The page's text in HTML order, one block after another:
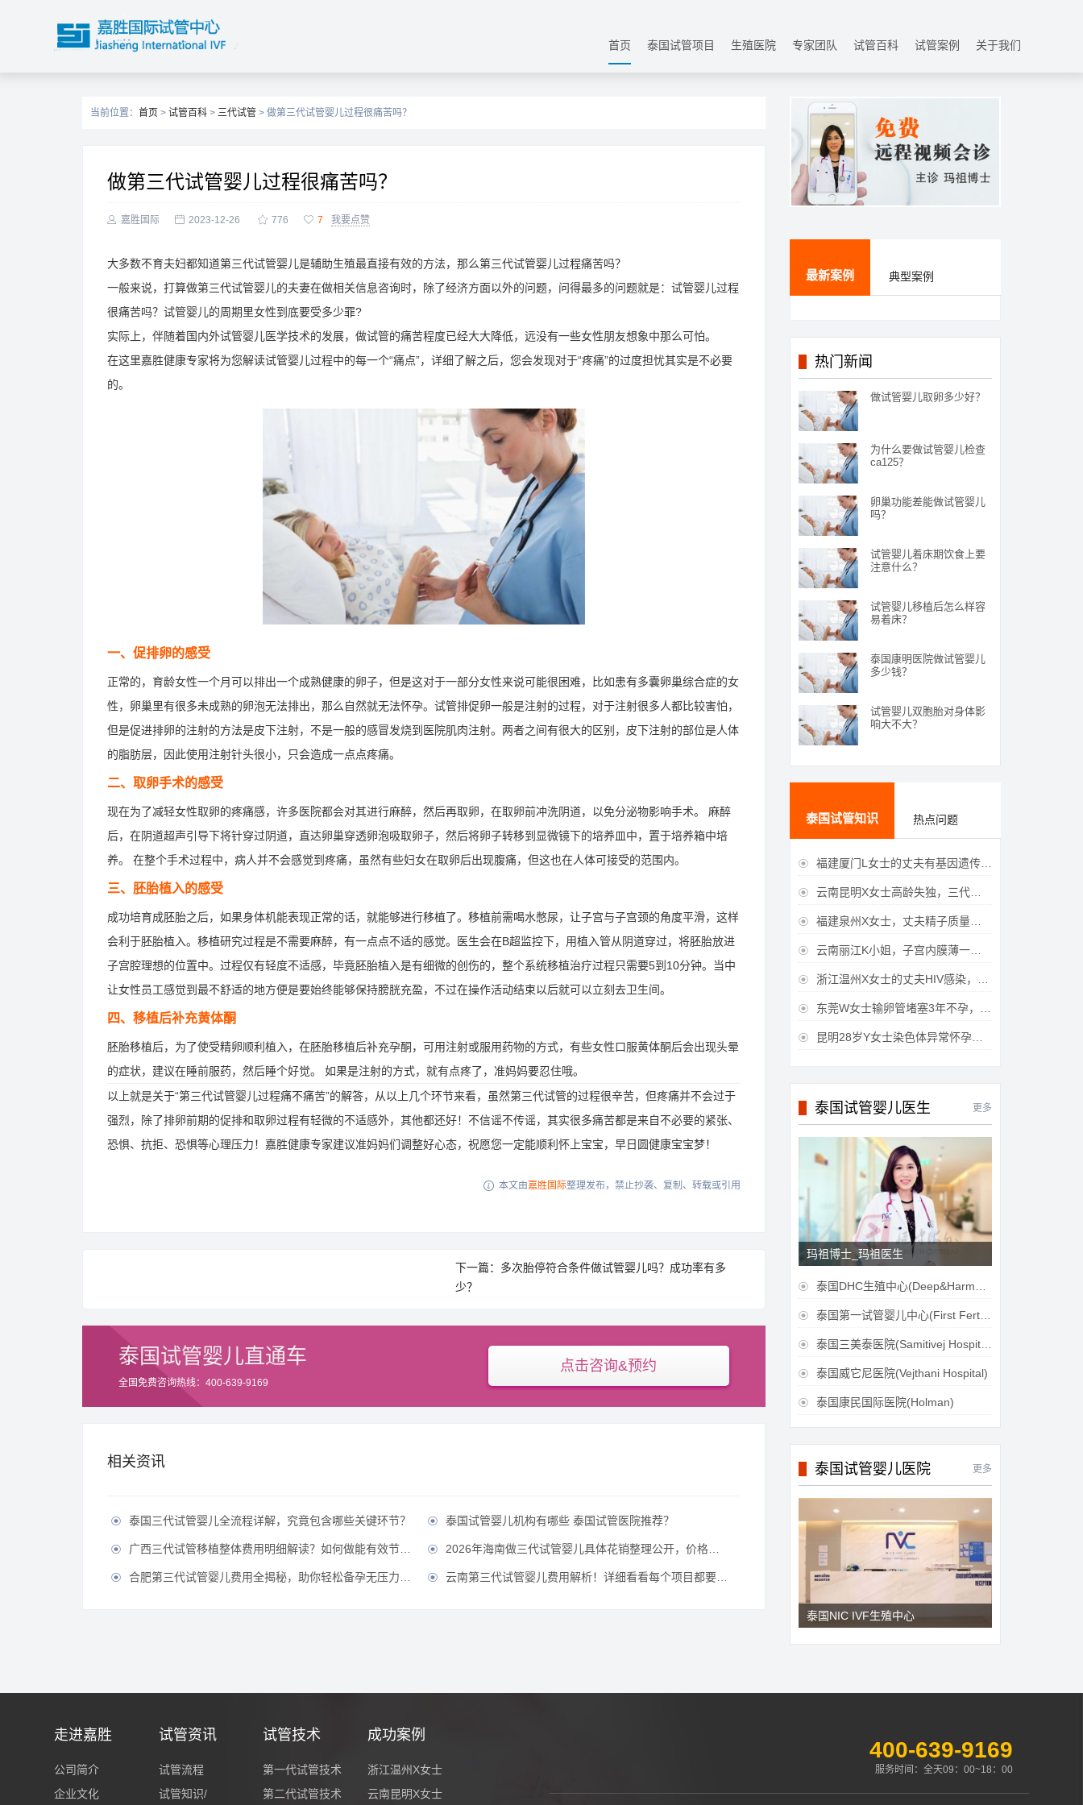
首页 泰国试管项目 生殖医院 专家团队 试管百科 试管案例 关于我们
当前位置： 首页 > 试管百科 > 三代试管 > 做第三代试管婴儿过程很痛苦吗？
做第三代试管婴儿过程很痛苦吗？
 嘉胜国际  2023-12-26  776  7 我要点赞
大多数不育夫妇都知道第三代试管婴儿是辅助生殖最直接有效的方法，那么第三代试管婴儿过程痛苦吗？
一般来说，打算做第三代试管婴儿的夫妻在做相关信息咨询时，除了经济方面以外的问题，问得最多的问题就是：试管婴儿过程
很痛苦吗？试管婴儿的周期里女性到底要受多少罪?
实际上，伴随着国内外试管婴儿医学技术的发展，做试管的痛苦程度已经大大降低，远没有一些女性朋友想象中那么可怕。
在这里嘉胜健康专家将为您解读试管婴儿过程中的每一个“痛点”，详细了解之后，您会发现对于“疼痛”的过度担忧其实是不必要
的。
一、促排卵的感受
正常的，育龄女性一个月可以排出一个成熟健康的卵子，但是这对于一部分女性来说可能很困难，比如患有多囊卵巢综合症的女
性，卵巢里有很多未成熟的卵泡无法排出，那么自然就无法怀孕。试管排促卵一般是注射的过程，对于注射很多人都比较害怕，
但是促进排卵的注射的方法是皮下注射，不是一般的感冒发烧到医院肌肉注射。两者之间有很大的区别，皮下注射的部位是人体
的脂肪层，因此使用注射针头很小，只会造成一点点疼痛。
二、取卵手术的感受
现在为了减轻女性取卵的疼痛感，许多医院都会对其进行麻醉，然后再取卵，在取卵前冲洗阴道，以免分泌物影响手术。 麻醉
后，在阴道超声引导下将针穿过阴道，直达卵巢穿透卵泡吸取卵子，然后将卵子转移到显微镜下的培养皿中，置于培养箱中培
养。 在整个手术过程中，病人并不会感觉到疼痛，虽然有些妇女在取卵后出现腹痛，但这也在人体可接受的范围内。
三、胚胎植入的感受
成功培育成胚胎之后，如果身体机能表现正常的话，就能够进行移植了。移植前需喝水憋尿，让子宫与子宫颈的角度平滑，这样
会利于胚胎植入。移植研究过程是不需要麻醉，有一点点不适的感觉。医生会在B超监控下，用植入管从阴道穿过，将胚胎放进
子宫腔理想的位置中。过程仅有轻度不适感，毕竟胚胎植入是有细微的创伤的，整个系统移植治疗过程只需要5到10分钟。当中
让女性员工感觉到最不舒适的地方便是要始终能够保持膀胱充盈，不过在操作活动结束以后就可以立刻去卫生间。
四、移植后补充黄体酮
胚胎移植后，为了使受精卵顺利植入，在胚胎移植后补充孕酮，可用注射或服用药物的方式，有些女性口服黄体酮后会出现头晕
的症状，建议在睡前服药，然后睡个好觉。 如果是注射的方式，就有点疼了，准妈妈要忍住哦。
以上就是关于“第三代试管婴儿过程痛不痛苦”的解答，从以上几个环节来看，虽然第三代试管的过程很辛苦，但疼痛并不会过于
强烈，除了排卵前期的促排和取卵过程有轻微的不适感外，其他都还好！不信谣不传谣，其实很多痛苦都是来自不必要的紧张、
恐惧、抗拒、恐惧等心理压力！嘉胜健康专家建议准妈妈们调整好心态，祝愿您一定能顺利怀上宝宝，早日圆健康宝宝梦！
 本文由嘉胜国际整理发布，禁止抄袭、复制、转载或引用
下一篇：多次胎停符合条件做试管婴儿吗？成功率有多
少？
泰国试管婴儿直通车
全国免费咨询热线：400-639-9169
点击咨询&预约
相关资讯
 泰国三代试管婴儿全流程详解，究竟包含哪些关键环节？  泰国试管婴儿机构有哪些 泰国试管医院推荐？
 广西三代试管移植整体费用明细解读？如何做能有效节省费用？？  2026年海南做三代试管婴儿具体花销整理公开，价格不贵直接冲！？
 合肥第三代试管婴儿费用全揭秘，助你轻松备孕无压力！？  云南第三代试管婴儿费用解析！详细看看每个项目都要花多少钱？
最新案例 典型案例
热门新闻
做试管婴儿取卵多少好？
为什么要做试管婴儿检查
ca125？
卵巢功能差能做试管婴儿
吗？
试管婴儿着床期饮食上要
注意什么？
试管婴儿移植后怎么样容
易着床？
泰国康明医院做试管婴儿
多少钱？
试管婴儿双胞胎对身体影
响大不大？
泰国试管知识 热点问题
 福建厦门L女士的丈夫有基因遗传疾病，三代试管生育健康宝宝
 云南昆明X女士高龄失独，三代试管助她重获女儿
 福建泉州X女士，丈夫精子质量差，三代试管获得男宝宝
 云南丽江K小姐，子宫内膜薄一直未孕，三代试管一次成功获得
 浙江温州X女士的丈夫HIV感染，三代试管成功获得女宝宝
 东莞W女士输卵管堵塞3年不孕，泰国三代试管喜获
 昆明28岁Y女士染色体异常怀孕难，泰国三代试管成功好孕
泰国试管婴儿医生 更多
玛祖博士_玛祖医生
 泰国DHC生殖中心(Deep&Harmonicare IVF Center)
 泰国第一试管婴儿中心(First Fertilily PGS Center Limitied)
 泰国三美泰医院(Samitivej Hospital)
 泰国威它尼医院(Vejthani Hospital)
 泰国康民国际医院(Holman)
泰国试管婴儿医院 更多
泰国NIC IVF生殖中心
走进嘉胜
公司简介
企业文化
试管资讯
试管流程
试管知识/
试管技术
第一代试管技术
第二代试管技术
成功案例
浙江温州X女士
云南昆明X女士
400-639-9169
服务时间：全天09：00~18：00